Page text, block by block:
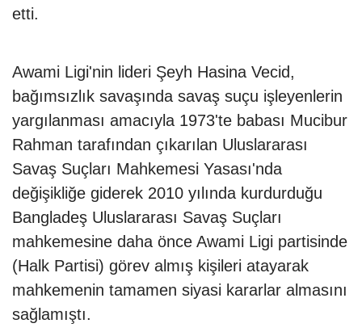
etti.
Awami Ligi'nin lideri Şeyh Hasina Vecid,
bağımsızlık savaşında savaş suçu işleyenlerin
yargılanması amacıyla 1973'te babası Mucibur
Rahman tarafından çıkarılan Uluslararası
Savaş Suçları Mahkemesi Yasası'nda
değişikliğe giderek 2010 yılında kurdurduğu
Bangladeş Uluslararası Savaş Suçları
mahkemesine daha önce Awami Ligi partisinde
(Halk Partisi) görev almış kişileri atayarak
mahkemenin tamamen siyasi kararlar almasını
sağlamıştı.